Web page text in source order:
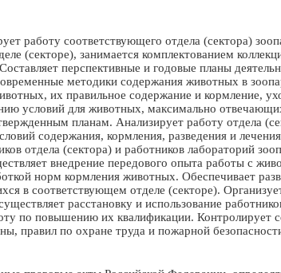
работу соответствующего отдела (сектора)
(секторе), занимается комплектованием
перспективные и годовые планы
методики содержания животных в
их правильное содержание и кормление,
условий для животных, максимально
планам. Анализирует работу отдела
содержания, кормления, разведения и
отдела (сектора) и работников лабораторий
внедрение передового опыта работы с
норм кормления животных. Обеспечивает
в соответствующем отделе (секторе).
расстановку и использование
по повышению их квалификации. Контролирует
правил по охране труда и пожарной